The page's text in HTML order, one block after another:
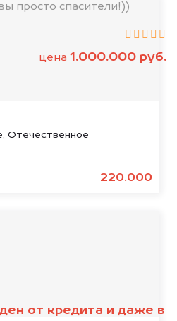
Отечественное
220.000
просто спасители!))
цена 1.000.000 руб.
от кредита и даже в